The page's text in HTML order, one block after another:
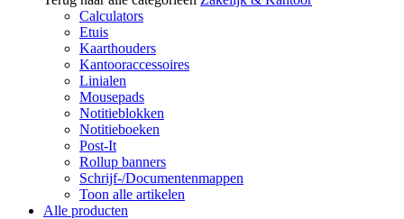
Calculators
Etuis
Kaarthouders
Kantooraccessoires
Linialen
Mousepads
Notitieblokken
Notitieboeken
Post-It
Rollup banners
Schrijf-/Documentenmappen
Toon alle artikelen
Alle producten